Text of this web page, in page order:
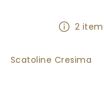
2
Scatoline Cresima